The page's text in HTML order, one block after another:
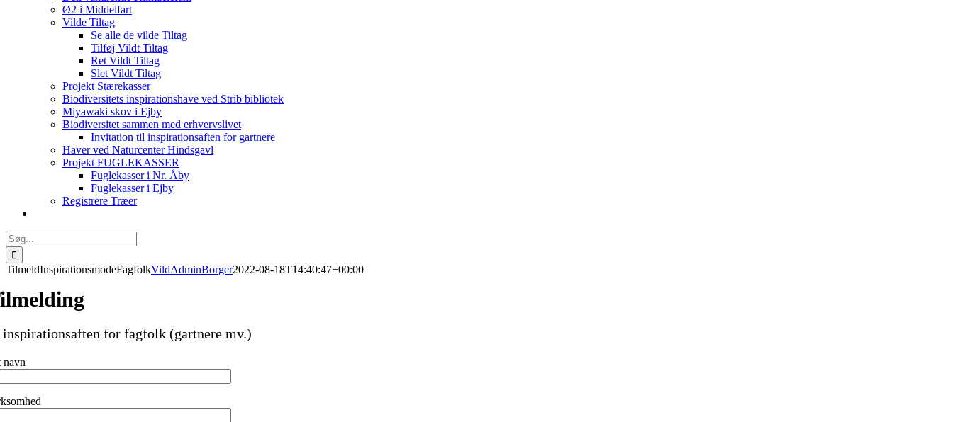
Ø2 i Middelfart
Vilde Tiltag
Se alle de vilde Tiltag
Tilføj Vildt Tiltag
Ret Vildt Tiltag
Slet Vildt Tiltag
Projekt Stærekasser
Biodiversitets inspirationshave ved Strib bibliotek
Miyawaki skov i Ejby
Biodiversitet sammen med erhvervslivet
Invitation til inspirationsaften for gartnere
Haver ved Naturcenter Hindsgavl
Projekt FUGLEKASSER
Fuglekasser i Nr. Åby
Fuglekasser i Ejby
Registrere Træer
Søg
efter:
TilmeldInspirationsmodeFagfolkVildAdminBorger2022-08-18T14:40:47+00:00
for fagfolk (gartnere mv.)
navn